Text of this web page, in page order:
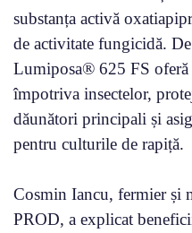
substanța activă
de activitate fungicidă.
Lumiposa® 625 FS
împotriva insectelor,
dăunători principali și
pentru culturile de rapiță.
Cosmin Iancu, fermier și
PROD, a explicat